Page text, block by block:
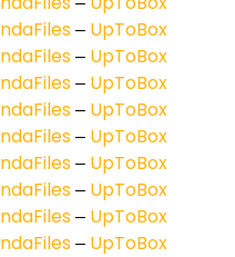
– UpToBox
– UpToBox
– UpToBox
– UpToBox
– UpToBox
– UpToBox
– UpToBox
– UpToBox
– UpToBox